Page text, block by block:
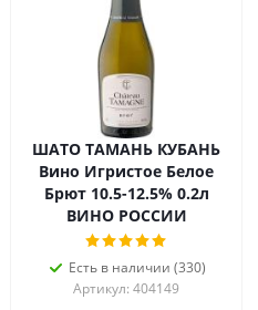
ШАТО ТАМАНЬ КУБАНЬ
Вино Игристое Белое
Брют 10.5-12.5% 0.2л
ВИНО РОССИИ
Есть в наличии (330)
Артикул: 404149